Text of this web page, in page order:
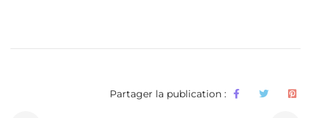
Partager la publication :